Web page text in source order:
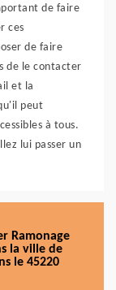
de faire
ces
de faire
de le contacter
et la
peut
à tous.
lui passer un
Ramonage
la ville de
le 45220